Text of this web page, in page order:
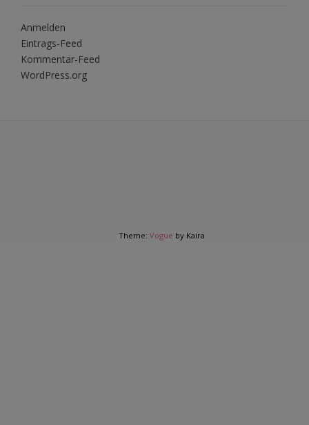
Anmelden
Eintrags-Feed
Kommentar-Feed
WordPress.org
Theme: Vogue by Kaira